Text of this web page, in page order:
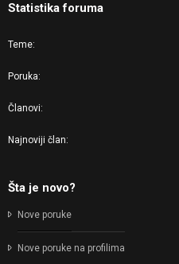
Statistika foruma
Teme
Poruka
Članovi
Najnoviji član
Šta je novo?
Nove poruke
Nove poruke na profilima